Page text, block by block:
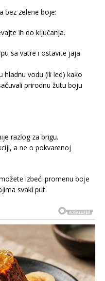
bez zelene boje:
ih do ključanja.
sa vatre i ostavite jaja
hladnu vodu (ili led) kako
prirodnu žutu boju
razlog za brigu.
a ne o pokvarenoj
izbeći promenu boje
svaki put.